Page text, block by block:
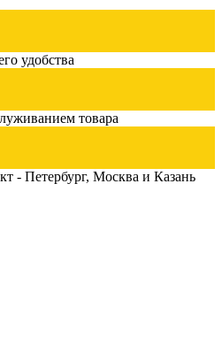
удобства
товара
- Петербург, Москва и Казань